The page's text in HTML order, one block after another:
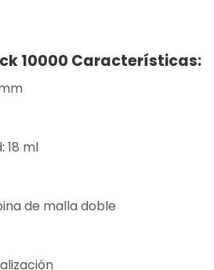
10000 Características:
18 ml
de malla doble